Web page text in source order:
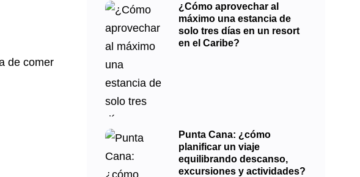
de comer
¿Cómo aprovechar al
máximo una estancia de
solo tres días en un resort
en el Caribe?
Punta Cana: ¿cómo
planificar un viaje
equilibrando descanso,
excursiones y actividades?